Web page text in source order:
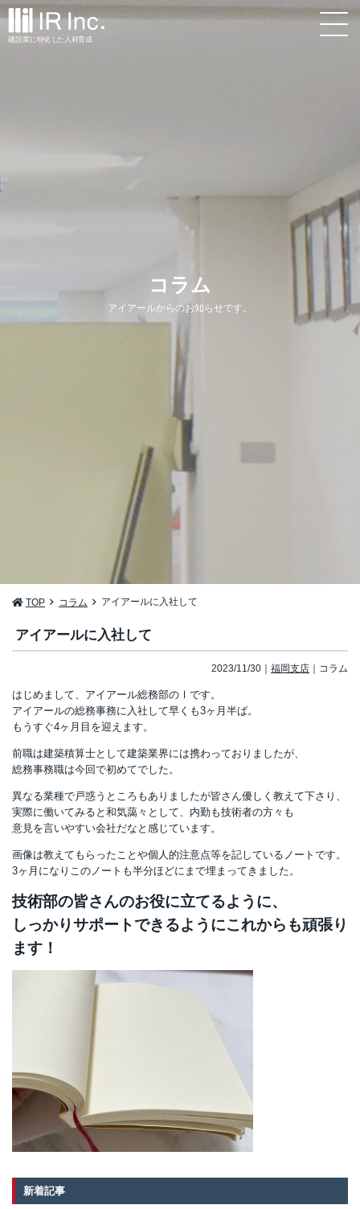
建設業に特化 した 人材育成
コラム
アイアールからのお知らせです。
TOP コラム アイアールに入社して
新着記事
アイアールに入社して
2023/11/30 福岡支店 コラム
はじめまして、アイアール総務部のⅠです。
アイアールの総務事務に入社して早くも3ヶ月半ば。
もうすぐ4ヶ月目を迎えます。
前職は建築積算士として建築業界には携わっておりましたが、
総務事務職は今回で初めてでした。
異なる業種で戸惑うところもありましたが皆さん優しく教えて下さり、
実際に働いてみると和気藹々として、内勤も技術者の方々も
意見を言いやすい会社だなと感じています。
画像は教えてもらったことや個人的注意点等を記しているノートです。
3ヶ月になりこのノートも半分ほどにまで埋まってきました。
技術部の皆さんのお役に立てるように、
しっかりサポートできるようにこれからも頑張り
ます！